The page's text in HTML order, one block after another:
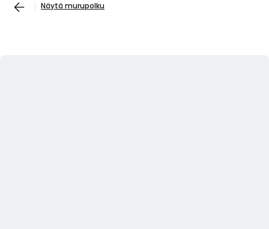
Näytä murupolku